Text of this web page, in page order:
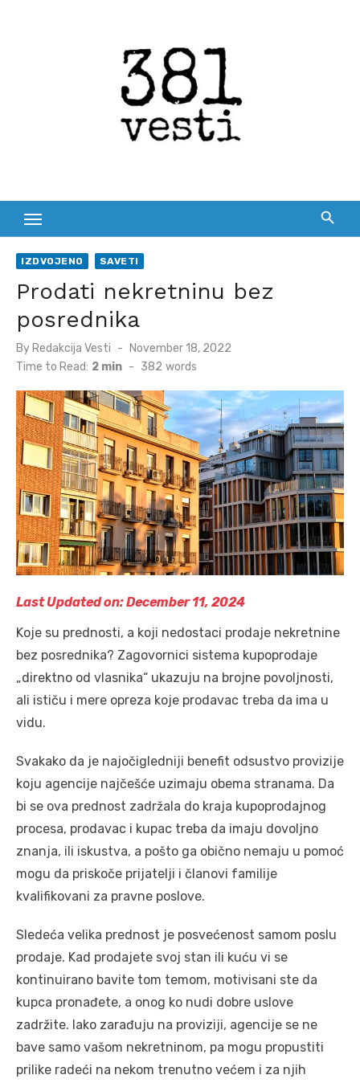
IZDVOJENO SAVETI
Prodati nekretninu bez
posrednika
By Redakcija Vesti
Posted
November 18, 2022
Time to Read: 2 min - 382 words
Last Updated on: December 11, 2024
Koje su prednosti, a koji nedostaci prodaje nekretnine
bez posrednika? Zagovornici sistema kupoprodaje
„direktno od vlasnika“ ukazuju na brojne povoljnosti,
ali ističu i mere opreza koje prodavac treba da ima u
vidu.
Svakako da je najočigledniji benefit odsustvo provizije
koju agencije najčešće uzimaju obema stranama. Da
bi se ova prednost zadržala do kraja kupoprodajnog
procesa, prodavac i kupac treba da imaju dovoljno
znanja, ili iskustva, a pošto ga obično nemaju u pomoć
mogu da priskoče prijatelji i članovi familije
kvalifikovani za pravne poslove.
Sledeća velika prednost je posvećenost samom poslu
prodaje. Kad prodajete svoj stan ili kuću vi se
kontinuirano bavite tom temom, motivisani ste da
kupca pronađete, a onog ko nudi dobre uslove
zadržite. Iako zarađuju na proviziji, agencije se ne
bave samo vašom nekretninom, pa mogu propustiti
prilike radeći na nekom trenutno većem i za njih